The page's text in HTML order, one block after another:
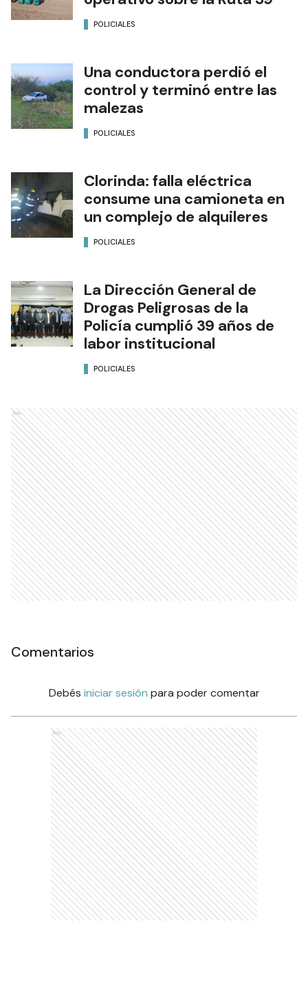
POLICIALES
Una conductora perdió el
control y terminó entre las
malezas
POLICIALES
Clorinda: falla eléctrica
consume una camioneta en
un complejo de alquileres
POLICIALES
La Dirección General de
Drogas Peligrosas de la
Policía cumplió 39 años de
labor institucional
POLICIALES
Ads
Comentarios
Debés iniciar sesión para poder comentar
Ads